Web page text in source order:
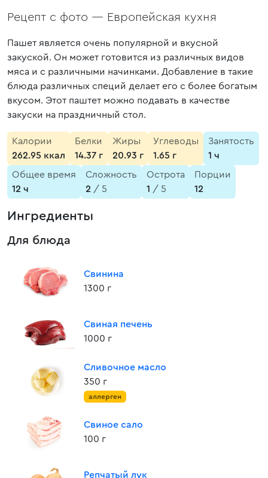
Рецепт с фото — Европейская кухня
Пашет является очень популярной и вкусной
закуской. Он может готовится из различных видов
мяса и с различными начинками. Добавление в такие
блюда различных специй делает его с более богатым
вкусом. Этот паштет можно подавать в качестве
закуски на праздничный стол.
Калории
262.95 ккал
Белки
14.37 г
Жиры
20.93 г
Углеводы
1.65 г
Занятость
1 ч
Общее время
12 ч
Сложность
2 / 5
Острота
1 / 5
Порции
12
Ингредиенты
Для блюда
Свинина
1300 г
Свиная печень
1000 г
Сливочное масло
350 г
аллерген
Свиное сало
100 г
Репчатый лук